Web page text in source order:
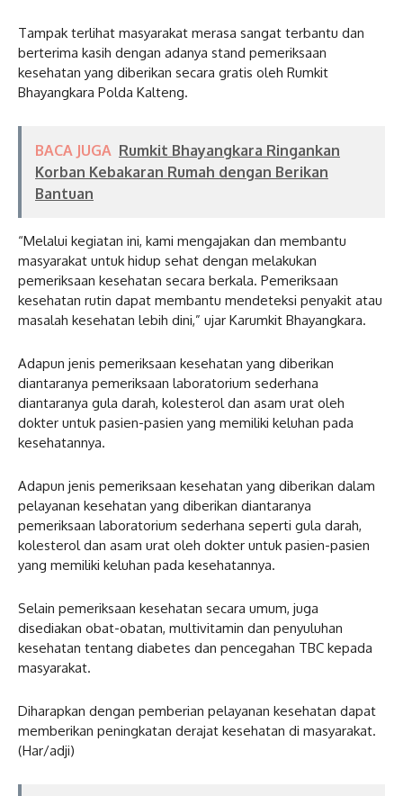
Tampak terlihat masyarakat merasa sangat terbantu dan
berterima kasih dengan adanya stand pemeriksaan
kesehatan yang diberikan secara gratis oleh Rumkit
Bhayangkara Polda Kalteng.
BACA JUGA Rumkit Bhayangkara Ringankan
Korban Kebakaran Rumah dengan Berikan
Bantuan
“Melalui kegiatan ini, kami mengajakan dan membantu
masyarakat untuk hidup sehat dengan melakukan
pemeriksaan kesehatan secara berkala. Pemeriksaan
kesehatan rutin dapat membantu mendeteksi penyakit atau
masalah kesehatan lebih dini,” ujar Karumkit Bhayangkara.
Adapun jenis pemeriksaan kesehatan yang diberikan
diantaranya pemeriksaan laboratorium sederhana
diantaranya gula darah, kolesterol dan asam urat oleh
dokter untuk pasien-pasien yang memiliki keluhan pada
kesehatannya.
Adapun jenis pemeriksaan kesehatan yang diberikan dalam
pelayanan kesehatan yang diberikan diantaranya
pemeriksaan laboratorium sederhana seperti gula darah,
kolesterol dan asam urat oleh dokter untuk pasien-pasien
yang memiliki keluhan pada kesehatannya.
Selain pemeriksaan kesehatan secara umum, juga
disediakan obat-obatan, multivitamin dan penyuluhan
kesehatan tentang diabetes dan pencegahan TBC kepada
masyarakat.
Diharapkan dengan pemberian pelayanan kesehatan dapat
memberikan peningkatan derajat kesehatan di masyarakat.
(Har/adji)